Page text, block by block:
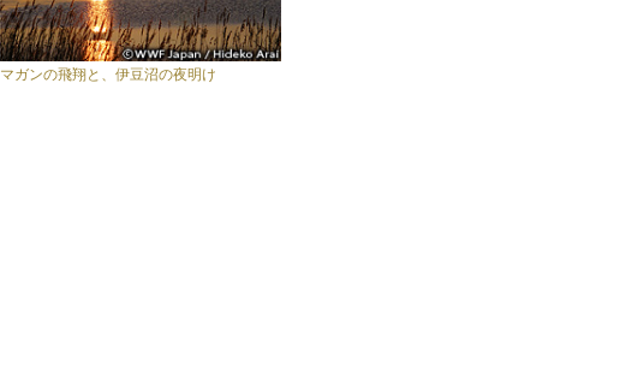
マガンの飛翔と、伊豆沼の夜明け